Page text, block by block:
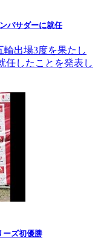
バサダーに就任
出場3度を果たし
任したことを発表し
ーズ初優勝